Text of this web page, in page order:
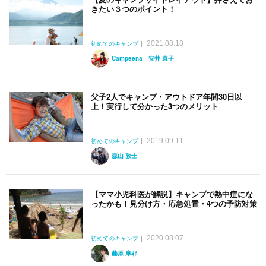
きたい３つのポイント！
初めてのキャンプ
2021.08.18
Campeena 安井 直子
父子2人でキャンプ・アウトドア年間30日以
上！実行して分かった3つのメリット
初めてのキャンプ
2019.09.11
森山 敦士
【ママ小児科医が解説】キャンプで熱中症にな
ったかも！見分け方・応急処置・4つの予防対策
初めてのキャンプ
2020.08.07
藤原 摩耶